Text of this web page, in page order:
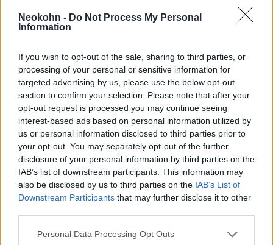
Neokohn - Do Not Process My Personal
Information
If you wish to opt-out of the sale, sharing to third parties, or
processing of your personal or sensitive information for
targeted advertising by us, please use the below opt-out
section to confirm your selection. Please note that after your
opt-out request is processed you may continue seeing
interest-based ads based on personal information utilized by
us or personal information disclosed to third parties prior to
your opt-out. You may separately opt-out of the further
disclosure of your personal information by third parties on the
IAB’s list of downstream participants. This information may
also be disclosed by us to third parties on the IAB’s List of
Downstream Participants that may further disclose it to other
Please note that this website/app uses one or more Google
Personal Data Processing Opt Outs
Az izraeli hadsereg honlapja szerint a Jaguar
is felvan szerelve egy gépfegyverrel, azért
kitéve a veszélynek, amely a gázai-izraeli
határon való járőrözés során fenyeget. Ez
csupán egy a sok eszköz közül, beleértve a
rakétákkal felfegyverzett drónokat is,
amelyek az izraeli hadseregnek hatalmas
technológiai fölényt biztosítanak a
Hamásszal szemben.
„Minden egyes küldetéssel az